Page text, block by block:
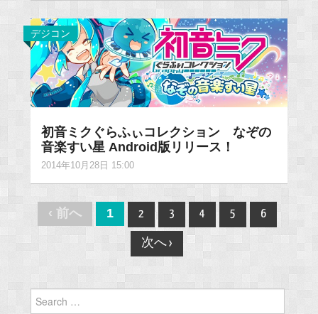
デジコン
初音ミクぐらふぃコレクション なぞの
音楽すい星 Android版リリース！
2014年10月28日 15:00
Post
navigation
‹ 前へ 1 2 3 4 5 6
次へ ›
for: